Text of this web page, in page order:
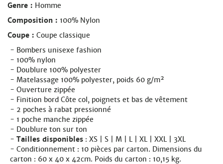
Genre : Homme
Composition : 100% Nylon
Coupe : Coupe classique
Bombers unisexe fashion
100% nylon
Doublure 100% polyester
Matelassage 100% polyester, poids 60 g/m²
Ouverture zippée
Finition bord Côte col, poignets et bas de vêtement
2 poches à rabat pressionné
1 poche manche zippée
Doublure ton sur ton
Tailles disponibles : XS | S | M | L | XL | XXL | 3XL
Conditionnement : 10 pièces par carton. Dimensions du
carton : 60 x 40 x 42cm. Poids du carton : 10,15 kg.